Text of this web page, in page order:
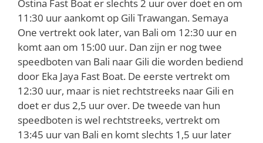
Ostina Fast Boat er slechts 2 uur over doet en om
11:30 uur aankomt op Gili Trawangan. Semaya
One vertrekt ook later, van Bali om 12:30 uur en
komt aan om 15:00 uur. Dan zijn er nog twee
speedboten van Bali naar Gili die worden bediend
door Eka Jaya Fast Boat. De eerste vertrekt om
12:30 uur, maar is niet rechtstreeks naar Gili en
doet er dus 2,5 uur over. De tweede van hun
speedboten is wel rechtstreeks, vertrekt om
13:45 uur van Bali en komt slechts 1,5 uur later